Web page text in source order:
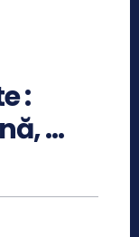
:
…